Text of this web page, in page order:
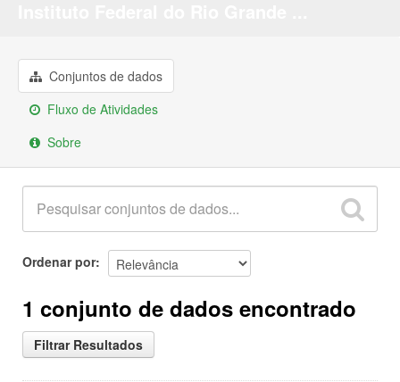
Sobre
Conjuntos de dados
Fluxo de Atividades
Sobre
Ordenar por
1 conjunto de dados encontrado
Filtrar Resultados